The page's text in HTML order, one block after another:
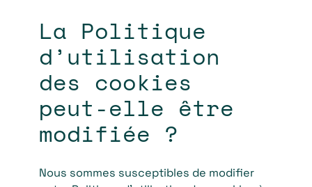
La Politique
d’utilisation
des cookies
peut-elle être
modifiée ?
Nous sommes susceptibles de modifier